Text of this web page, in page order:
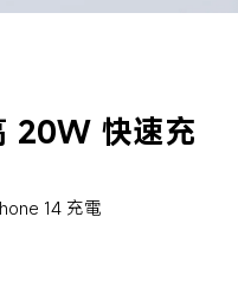
20W 快速充
14 充電